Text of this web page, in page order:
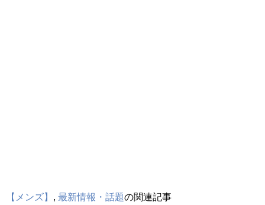
【メンズ】 , 最新情報・話題の関連記事